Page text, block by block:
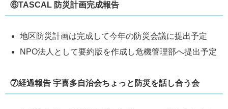
⑥TASCAL 防災計画完成報告
地区防災計画は完成して今年の防災会議に提出予定
NPO法人として要約版を作成し危機管理部へ提出予定
⑦経過報告 宇喜多自治会ちょっと防災を話し合う会